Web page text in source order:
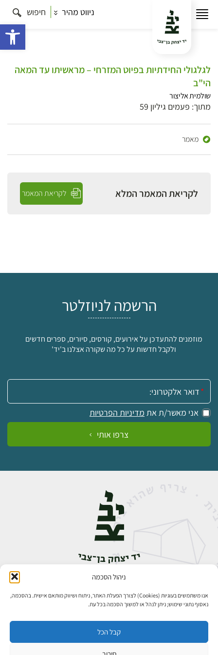
ניהול הסכמה
אנו משתמשים בעוגיות (Cookies) לצורך הפעלת האתר, ניתוח ושיווק מותאם אישית. בהסכמה,
נאסוף נתוני שימוש; ניתן לנהל או למשוך הסכמה בכל עת.
קבל הכל
ניווט מהיר חיפוש
לגלגולי החידתיות בפיוט המזרחי – מראשיתו עד המאה
הי"ב
שולמית אליצור
מתוך: פעמים גיליון 59
מאמר
לקריאת המאמר המלא לקריאת המאמר
הרשמה לניוזלטר
מוזמנים להתעדכן על אירועים, קורסים, סיורים, ספרים חדשים
ולקבל חדשות על כל מה שקורה אצלנו ב'יד'
אימייל:
אני מאשר/ת את מדיניות הפרטיות
צרפו אותי
אבן גבירול 14, רחביה, ירושלים